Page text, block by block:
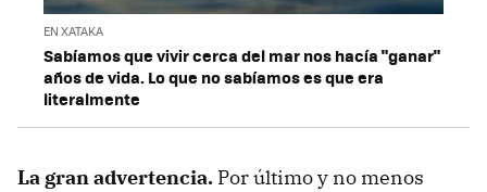
EN XATAKA
Sabíamos que vivir cerca del mar nos hacía "ganar"
años de vida. Lo que no sabíamos es que era
literalmente
La gran advertencia. Por último y no menos